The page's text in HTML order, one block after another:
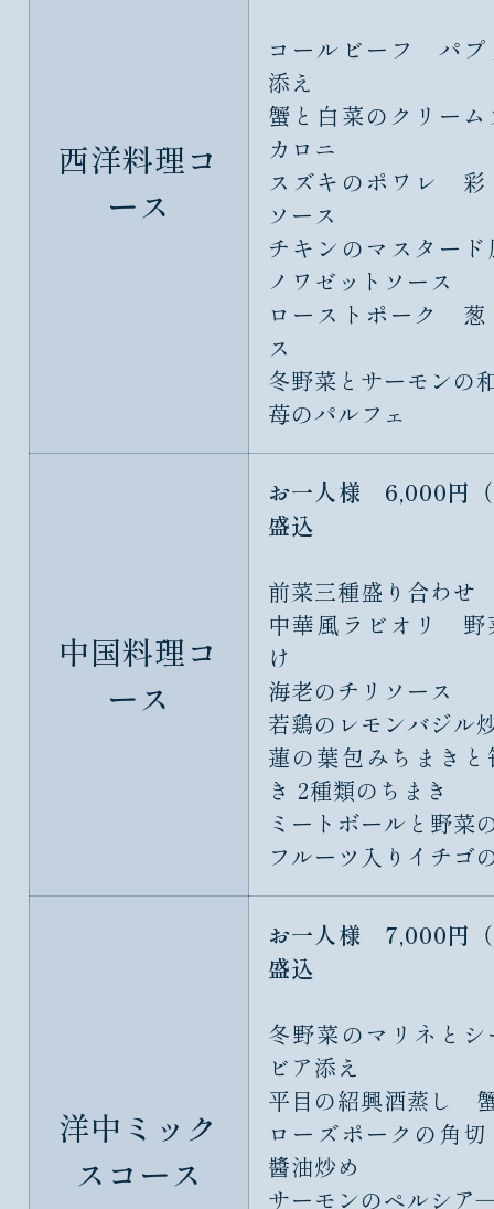
西洋料理コ
ース
コールビーフ パプ
添え
蟹と白菜のクリー
カロニ
スズキのポワレ 彩
ソース
チキンのマスター
ノワゼットソース
ローストポーク 葱
ス
冬野菜とサーモンの
苺のパルフェ
中国料理コ
ース
お一人様 6,000円
盛込
前菜三種盛り合わせ
中華風ラビオリ 野
け
海老のチリソース
若鶏のレモンバジル
蓮の葉包みちまき
き 2種類のちまき
ミートボールと野菜
フルーツ入りイチゴ
洋中ミック
スコース
お一人様 7,000円
盛込
冬野菜のマリネと
ビア添え
平目の紹興酒蒸し
ローズポークの角
醬油炒め
サーモンのペルシア